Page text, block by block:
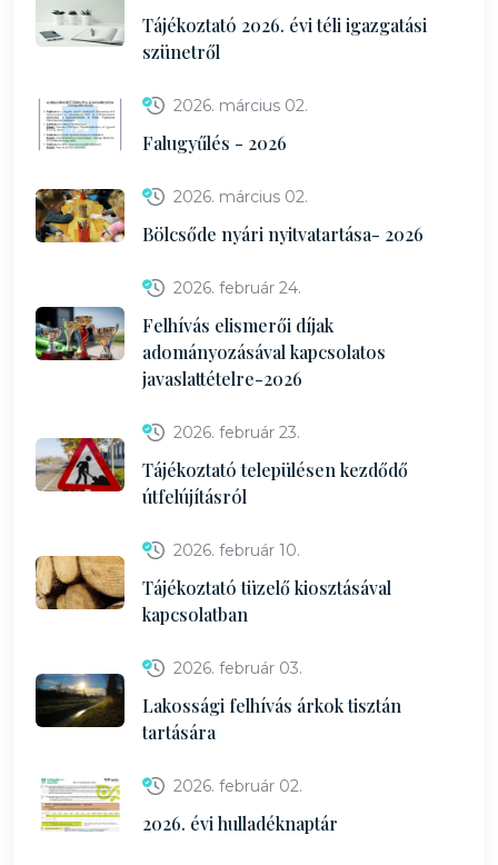
Tájékoztató 2026. évi téli igazgatási
szünetről
2026. március 02.
Falugyűlés - 2026
2026. március 02.
Bölcsőde nyári nyitvatartása- 2026
2026. február 24.
Felhívás elismerői díjak
adományozásával kapcsolatos
javaslattételre-2026
2026. február 23.
Tájékoztató településen kezdődő
útfelújításról
2026. február 10.
Tájékoztató tüzelő kiosztásával
kapcsolatban
2026. február 03.
Lakossági felhívás árkok tisztán
tartására
2026. február 02.
2026. évi hulladéknaptár